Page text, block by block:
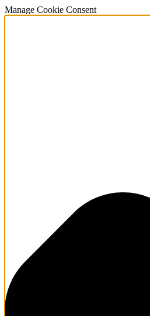
Manage Cookie Consent